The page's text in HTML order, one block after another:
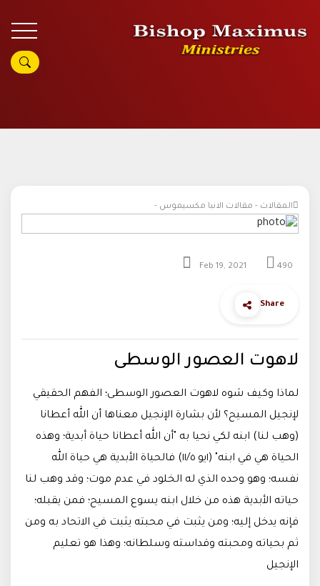
المقالات - مقالات الانبا مكسيموس -
Feb 19, 2021 490
Share
لاهوت العصور الوسطى
لماذا وكيف شوه لاهوت العصور الوسطى؛ الفهم الحقيقي
لإنجيل المسيح؟ لأن بشارة الإنجيل معناها أن الله أعطانا
(وهب لنا) ابنه لكي نحيا به "أن الله أعطانا حياة أبدية؛ وهذه
الحياة هي في ابنه" (١يو ١١/٥) فالحياة الأبدية هي حياة الله
نفسه؛ وهو وحده الذي له الخلود في عدم موت؛ وقد وهب لنا
حياته الأبدية هذه من خلال ابنه يسوع المسيح؛ فمن يقبله؛
فإنه يدخل إليه؛ ومن يثبت في محبته يثبت في الاتحاد به ومن
ثم بحياته ومحبته وقداسته وسلطانه؛ وهذا هو تعليم
الإنجيل